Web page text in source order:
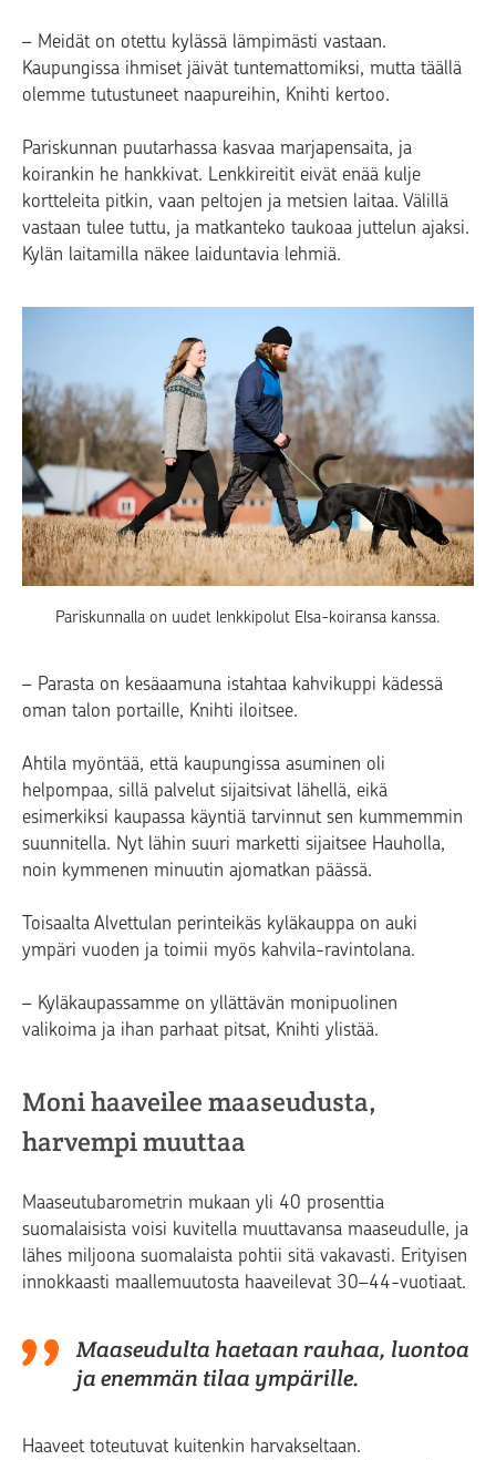
– Meidät on otettu kylässä lämpimästi vastaan.
Kaupungissa ihmiset jäivät tuntemattomiksi, mutta täällä
olemme tutustuneet naapureihin, Knihti kertoo.
Pariskunnan puutarhassa kasvaa marjapensaita, ja
koirankin he hankkivat. Lenkkireitit eivät enää kulje
kortteleita pitkin, vaan peltojen ja metsien laitaa. Välillä
vastaan tulee tuttu, ja matkanteko taukoaa juttelun ajaksi.
Kylän laitamilla näkee laiduntavia lehmiä.
Pariskunnalla on uudet lenkkipolut Elsa-koiransa kanssa.
– Parasta on kesäaamuna istahtaa kahvikuppi kädessä
oman talon portaille, Knihti iloitsee.
Ahtila myöntää, että kaupungissa asuminen oli
helpompaa, sillä palvelut sijaitsivat lähellä, eikä
esimerkiksi kaupassa käyntiä tarvinnut sen kummemmin
suunnitella. Nyt lähin suuri marketti sijaitsee Hauholla,
noin kymmenen minuutin ajomatkan päässä.
Toisaalta Alvettulan perinteikäs kyläkauppa on auki
ympäri vuoden ja toimii myös kahvila-ravintolana.
– Kyläkaupassamme on yllättävän monipuolinen
valikoima ja ihan parhaat pitsat, Knihti ylistää.
Moni haaveilee maaseudusta,
harvempi muuttaa
Maaseutubarometrin mukaan yli 40 prosenttia
suomalaisista voisi kuvitella muuttavansa maaseudulle, ja
lähes miljoona suomalaista pohtii sitä vakavasti. Erityisen
innokkaasti maallemuutosta haaveilevat 30–44-vuotiaat.
Maaseudulta haetaan rauhaa, luontoa
ja enemmän tilaa ympärille.
Haaveet toteutuvat kuitenkin harvakseltaan.